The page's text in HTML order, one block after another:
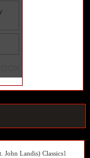
John Landis) Classics1